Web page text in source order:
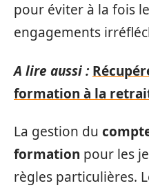
pour éviter à la fois
engagements
A lire aussi :
formation à la
La gestion du
formation pour les
règles particulières.